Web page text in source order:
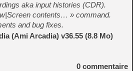
aka input histories (CDR).
contents… » command.
and bug fixes.
(Ami Arcadia) v36.55 (8.8 Mo)
0 commentaire